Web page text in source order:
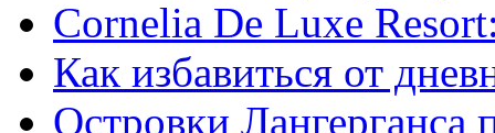
Сornelia De Luxe
Как избавиться от
Островки